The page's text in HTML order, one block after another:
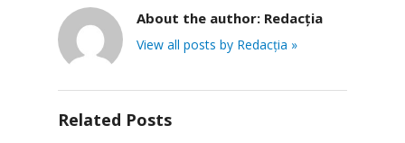
About the author: Redacția
View all posts by Redacția »
Related Posts